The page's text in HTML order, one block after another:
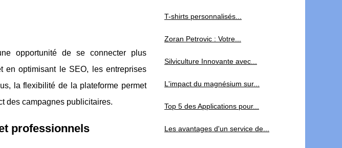
opportunité de se connecter plus
en optimisant le SEO, les entreprises
la flexibilité de la plateforme permet
des campagnes publicitaires.
professionnels
T-shirts personnalisés...
Zoran Petrovic : Votre...
Silviculture Innovante avec...
L'impact du magnésium sur...
Top 5 des Applications pour...
Les avantages d'un service de...